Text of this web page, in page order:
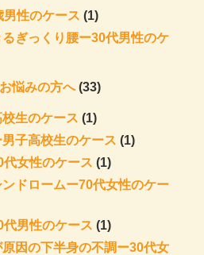
性のケース (1)
ぎっくり腰ー30代男性のケ
悩みの方へ(33)
生のケース (1)
子高校生のケース (1)
代女性のケース (1)
ドロームー70代女性のケー
男性のケース (1)
因の下半身の不調ー30代女